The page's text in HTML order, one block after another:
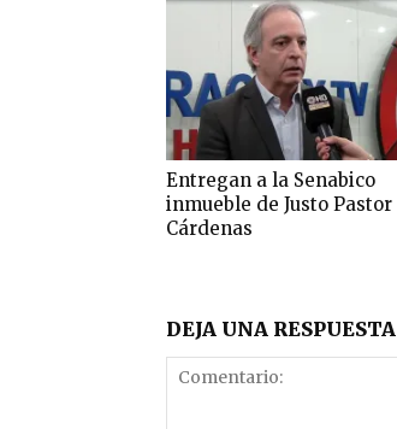
Entregan a la Senabico
inmueble de Justo Pastor
Cárdenas
DEJA UNA RESPUESTA